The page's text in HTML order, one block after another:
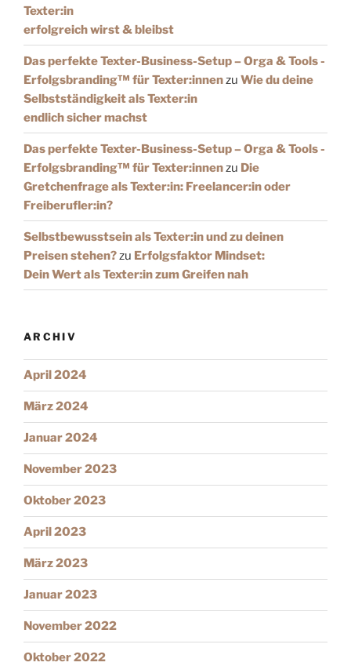
Texter:in
erfolgreich wirst & bleibst
Das perfekte Texter-Business-Setup – Orga & Tools -
Erfolgsbranding™️ für Texter:innenzu Wie du deine
Selbstständigkeit als Texter:in
endlich sicher machst
Das perfekte Texter-Business-Setup – Orga & Tools -
Erfolgsbranding™️ für Texter:innenzu Die
Gretchenfrage als Texter:in: Freelancer:in oder
Freiberufler:in?
Selbstbewusstsein als Texter:in und zu deinen
Preisen stehen?zu Erfolgsfaktor Mindset:
Dein Wert als Texter:in zum Greifen nah
ARCHIV
April 2024
März 2024
Januar 2024
November 2023
Oktober 2023
April 2023
März 2023
Januar 2023
November 2022
Oktober 2022